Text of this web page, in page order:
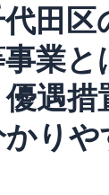
田区
業と
遇措
り